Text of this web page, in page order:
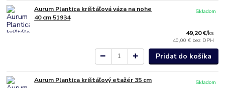
Aurum Plantica krištáľová váza na nohe
40 cm 51934
49,20 €/ks
40,00 € bez DPH
Skladom
Pridať do košíka
Aurum Plantica krištáľový etažér 35 cm
Skladom